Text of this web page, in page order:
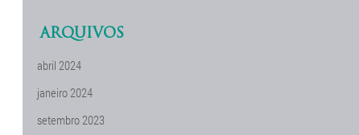
ARQUIVOS
abril 2024
janeiro 2024
setembro 2023